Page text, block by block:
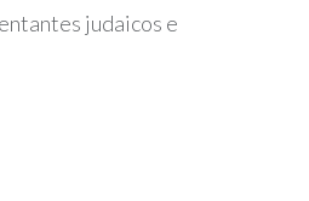
judaicos e